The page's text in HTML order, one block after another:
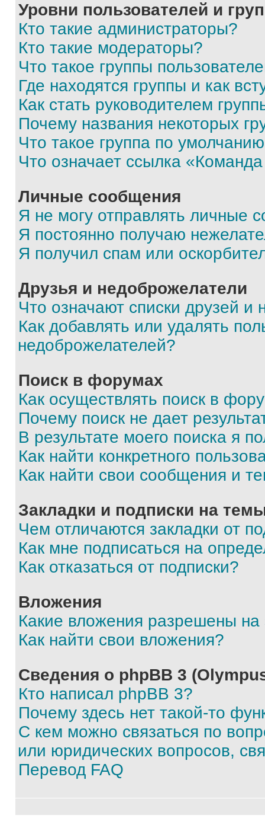
Уровни пользователей и
Кто такие администраторы?
Кто такие модераторы?
Что такое группы
Где находятся группы и как
Как стать руководителем
Почему названия некоторых
Что такое группа по
Что означает ссылка
Личные сообщения
Я не могу отправлять личные
Я постоянно получаю
Я получил спам или
Друзья и недоброжелатели
Что означают списки друзей и
Как добавлять или удалять
недоброжелателей?
Поиск в форумах
Как осуществлять поиск в
Почему поиск не дает
В результате моего поиска я
Как найти конкретного
Как найти свои сообщения и
Закладки и подписки на
Чем отличаются закладки от
Как мне подписаться на
Как отказаться от подписки?
Вложения
Какие вложения разрешены
Как найти свои вложения?
Сведения о phpBB 3
Кто написал phpBB 3?
Почему здесь нет такой-то
С кем можно связаться по
или юридических вопросов,
Перевод FAQ